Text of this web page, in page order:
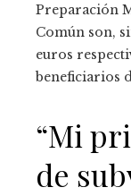
Preparación
Común son,
euros
beneficiarios
“Mi
de